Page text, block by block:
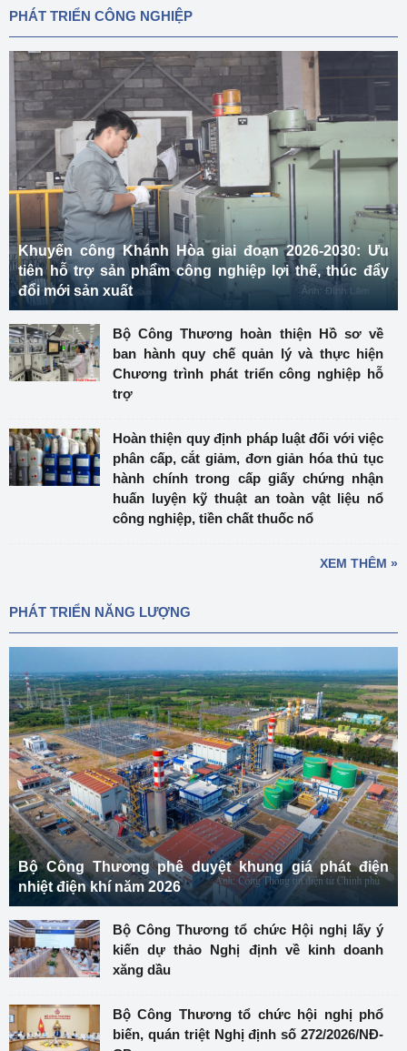
PHÁT TRIỂN CÔNG NGHIỆP
Khuyến công Khánh Hòa giai đoạn 2026-2030: Ưu
tiên hỗ trợ sản phẩm công nghiệp lợi thế, thúc đẩy
đổi mới sản xuất
Bộ Công Thương hoàn thiện Hồ sơ về
ban hành quy chế quản lý và thực hiện
Chương trình phát triển công nghiệp hỗ
trợ
Hoàn thiện quy định pháp luật đối với việc
phân cấp, cắt giảm, đơn giản hóa thủ tục
hành chính trong cấp giấy chứng nhận
huấn luyện kỹ thuật an toàn vật liệu nổ
công nghiệp, tiền chất thuốc nổ
XEM THÊM »
PHÁT TRIỂN NĂNG LƯỢNG
Bộ Công Thương phê duyệt khung giá phát điện
nhiệt điện khí năm 2026
Bộ Công Thương tổ chức Hội nghị lấy ý
kiến dự thảo Nghị định về kinh doanh
xăng dầu
Bộ Công Thương tổ chức hội nghị phổ
biến, quán triệt Nghị định số 272/2026/NĐ-